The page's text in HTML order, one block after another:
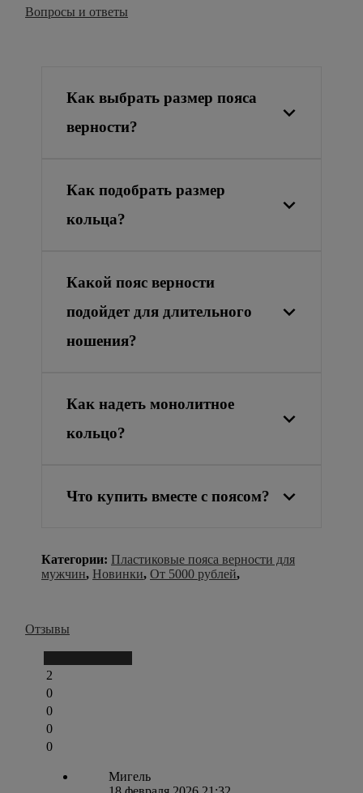
Вопросы и ответы
Как выбрать размер пояса
верности?
Как подобрать размер
кольца?
Какой пояс верности
подойдет для длительного
ношения?
Как надеть монолитное
кольцо?
Что купить вместе с поясом?
Категории: Пластиковые пояса верности для
мужчин, Новинки, От 5000 рублей,
Отзывы
2
0
0
0
0
Мигель